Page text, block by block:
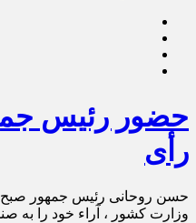
حضور رئیس
رأی
حسن روحانی رئیس جمهور
وزارت کشور ، آراء خود را به